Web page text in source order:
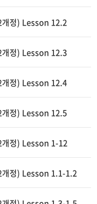
개정) Lesson 12.2
개정) Lesson 12.3
개정) Lesson 12.4
개정) Lesson 12.5
개정) Lesson 1-12
개정) Lesson 1.1-1.2